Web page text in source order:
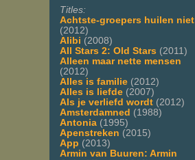
Titles:
Achtste-groepers huilen niet
(2012)
Alibi (2008)
All Stars 2: Old Stars (2011)
Alleen maar nette mensen
(2012)
Alles is familie (2012)
Alles is liefde (2007)
Als je verliefd wordt (2012)
Amsterdamned (1988)
Antonia (1995)
Apenstreken (2015)
App (2013)
Armin van Buuren: Armin